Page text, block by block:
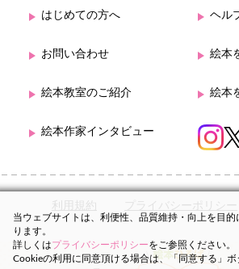
はじめての方へ ヘル
お問い合わせ 絵本
絵本教室のご紹介 絵本
絵本作家インタビュー
利用規約 プライバシーポリシー
当ウェブサイトは、利便性、品質維持・向上を目
ります。
詳しくはプライバシーポリシーをご参照ください。
Cookieの利用に同意頂ける場合は、「同意する」ボ